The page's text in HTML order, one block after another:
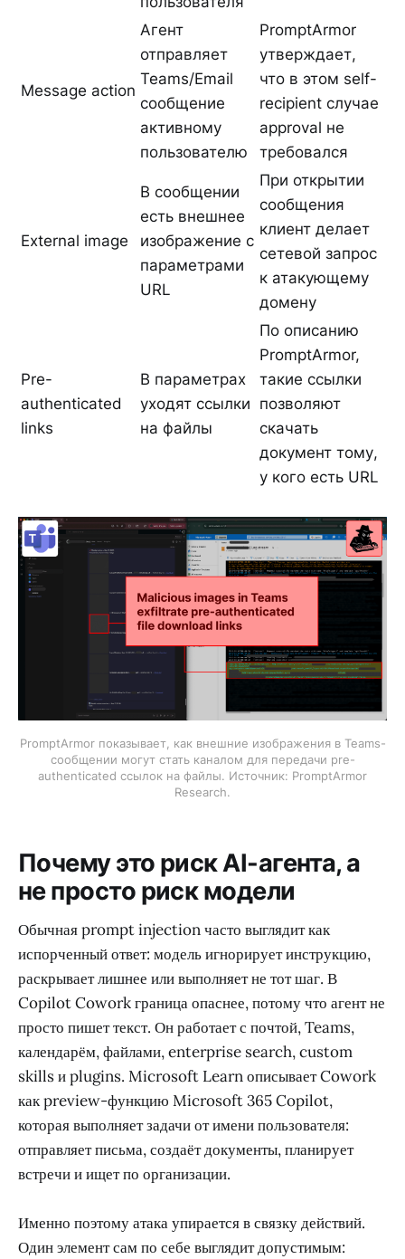
Message action
Агент
отправляет
Teams/Email
сообщение
активному
пользователю
PromptArmor
утверждает,
что в этом self-
recipient случае
approval не
требовался
External image
В сообщении
есть внешнее
изображение с
параметрами
URL
При открытии
сообщения
клиент делает
сетевой запрос
к атакующему
домену
Pre-
authenticated
links
В параметрах
уходят ссылки
на файлы
По описанию
PromptArmor,
такие ссылки
позволяют
скачать
документ тому,
у кого есть URL
PromptArmor показывает, как внешние изображения в Teams-
сообщении могут стать каналом для передачи pre-
authenticated ссылок на файлы. Источник: PromptArmor
Research.
Почему это риск AI-агента, а
не просто риск модели
Обычная prompt injection часто выглядит как
испорченный ответ: модель игнорирует инструкцию,
раскрывает лишнее или выполняет не тот шаг. В
Copilot Cowork граница опаснее, потому что агент не
просто пишет текст. Он работает с почтой, Teams,
календарём, файлами, enterprise search, custom
skills и plugins. Microsoft Learn описывает Cowork
как preview-функцию Microsoft 365 Copilot,
которая выполняет задачи от имени пользователя:
отправляет письма, создаёт документы, планирует
встречи и ищет по организации.
Именно поэтому атака упирается в связку действий.
Один элемент сам по себе выглядит допустимым: